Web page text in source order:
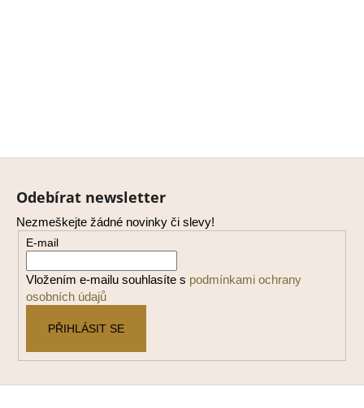
Z
Odebírat newsletter
Nezmeškejte žádné novinky či slevy!
E-mail
Vložením e-mailu souhlasíte s podmínkami ochrany
osobních údajů
PŘIHLÁSIT SE